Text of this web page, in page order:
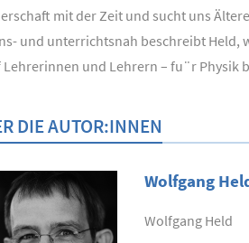
mit der Zeit und sucht uns
und unterrichtsnah beschreibt Held,
Lehrerinnen und Lehrern – fu¨r Physik
DIE AUTOR:INNEN
Wolfgang
Wolfgang Held